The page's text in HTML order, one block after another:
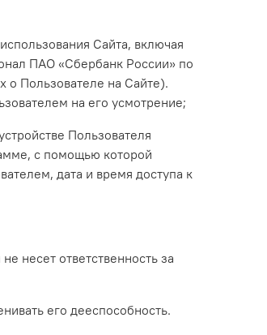
Сайта, включая
ПАО «Сбербанк России» по
о Пользователе на Сайте).
на его усмотрение;
Пользователя
с помощью которой
дата и время доступа к
несет ответственность за
его дееспособность.